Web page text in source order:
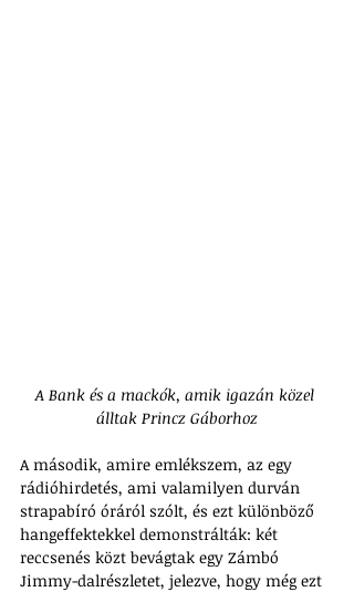
A Bank és a mackók, amik igazán közel
álltak Princz Gáborhoz
A második, amire emlékszem, az egy
rádióhirdetés, ami valamilyen durván
strapabíró óráról szólt, és ezt különböző
hangeffektekkel demonstrálták: két
reccsenés közt bevágtak egy Zámbó
Jimmy-dalrészletet, jelezve, hogy még ezt